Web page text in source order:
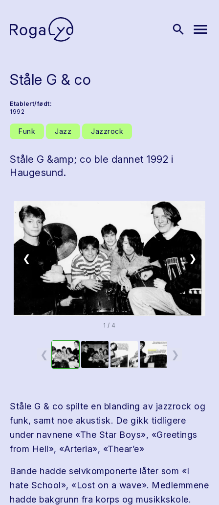
search menu
Ståle G & co
Etablert/født:
1992
Funk Jazz Jazzrock
Ståle G &amp; co ble dannet 1992 i
Haugesund.
❮ ❯
1 / 4
❮ ❯
Ståle G & co spilte en blanding av jazzrock og
funk, samt noe akustisk. De gikk tidligere
under navnene «The Star Boys», «Greetings
from Hell», «Arteria», «Thear’e»
Bande hadde selvkomponerte låter som «I
hate School», «Lost on a wave». Medlemmene
hadde bakgrunn fra korps og musikkskole.